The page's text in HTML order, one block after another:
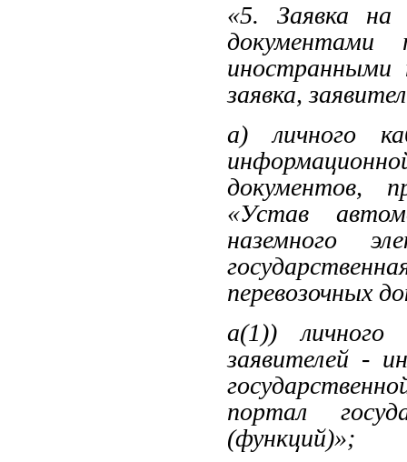
«5. Заявка на
документами
иностранными
заявка,
а) личного
документов,
«Устав
наземного
перевозочных
а(1)) личного
заявителей -
портал
(функций)»;